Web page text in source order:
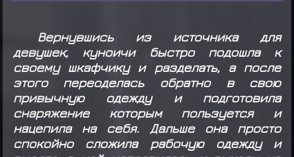
Вернувшись из источника для
девушек, куноичи быстро подошла к
своему шкафчику и разделать, а после
этого переоделась обратно в свою
привычную одежду и подготовила
снаряжение которым пользуется и
нацепила на себя. Дальше она просто
спокойно сложила рабочую одежду и